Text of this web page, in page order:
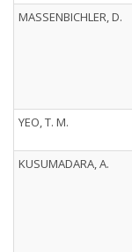
MASSENBICHLER, D.
YEO, T. M.
KUSUMADARA, A.